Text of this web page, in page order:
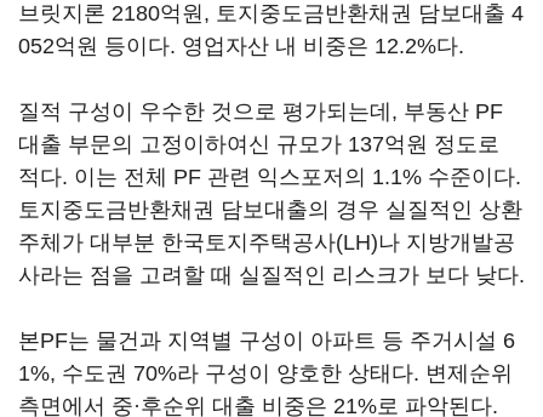
브릿지론 2180억원, 토지중도금반환채권 담보대출 4
052억원 등이다. 영업자산 내 비중은 12.2%다.
질적 구성이 우수한 것으로 평가되는데, 부동산 PF
대출 부문의 고정이하여신 규모가 137억원 정도로
적다. 이는 전체 PF 관련 익스포저의 1.1% 수준이다.
토지중도금반환채권 담보대출의 경우 실질적인 상환
주체가 대부분 한국토지주택공사(LH)나 지방개발공
사라는 점을 고려할 때 실질적인 리스크가 보다 낮다.
본PF는 물건과 지역별 구성이 아파트 등 주거시설 6
1%, 수도권 70%라 구성이 양호한 상태다. 변제순위
측면에서 중·후순위 대출 비중은 21%로 파악된다.